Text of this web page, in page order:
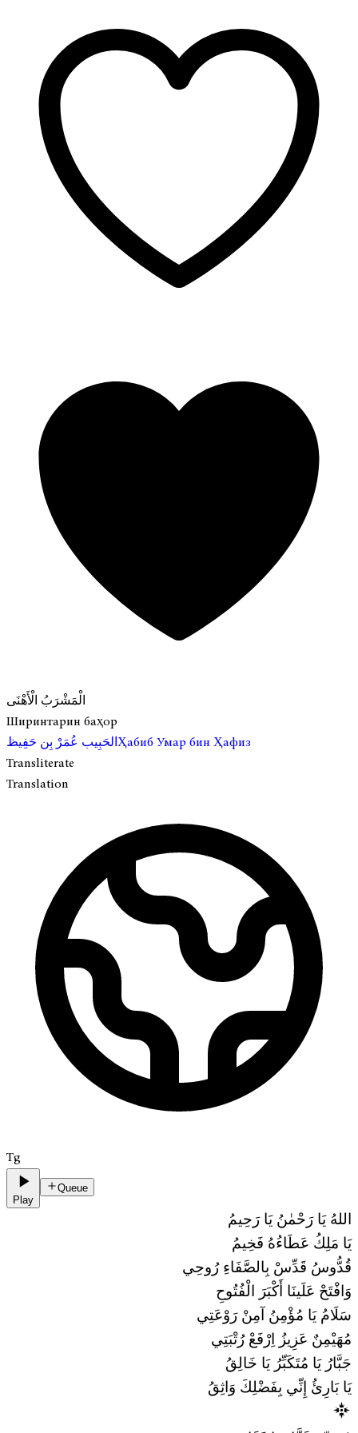
الْمَشْرَبُ الْأَهْنَى
Ширинтарин баҳор
الحَبِيب عُمَرْ بِن حَفِيظҲабиб Умар бин Ҳафиз
Transliterate
Translation
Tg
Play
Queue
اللهُ يَا رَحْمٰنُ يَا رَحِيمُ
يَا مَلِكُ عَطَاءُهُ فَخِيمُ
قُدُّوسُ قَدِّسْ بِالصَّفَاءِ رُوحِي
وَافْتَحْ عَلَينَا أَكْبَرَ الْفُتُوحِ
سَلَامُ يَا مُؤْمِنُ آمِنْ رَوْعَتِي
مُهَيْمِنٌ عَزِيزُ اِرْفَعْ رُتْبَتِي
جَبَّارُ يَا مُتَكَبِّرُ يَا خَالِقُ
يَا بَارِئُ إِنِّي بِفَضْلِكَ وَاثِقُ